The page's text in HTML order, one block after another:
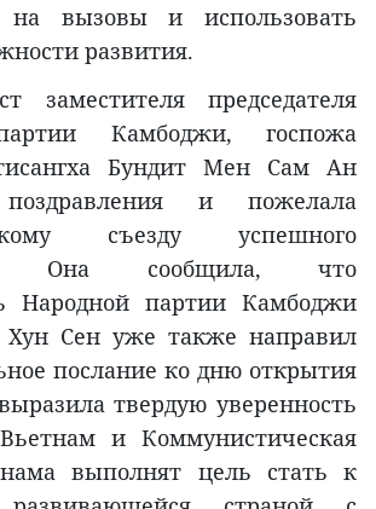
на вызовы и использовать
развития.
заместителя председателя
Камбоджи, госпожа
Бундит Мен Сам Ан
и пожелала
съезду успешного
Она сообщила, что
Народной партии Камбоджи
Хун Сен уже также направил
послание ко дню открытия
твердую уверенность
и Коммунистическая
выполнят цель стать к